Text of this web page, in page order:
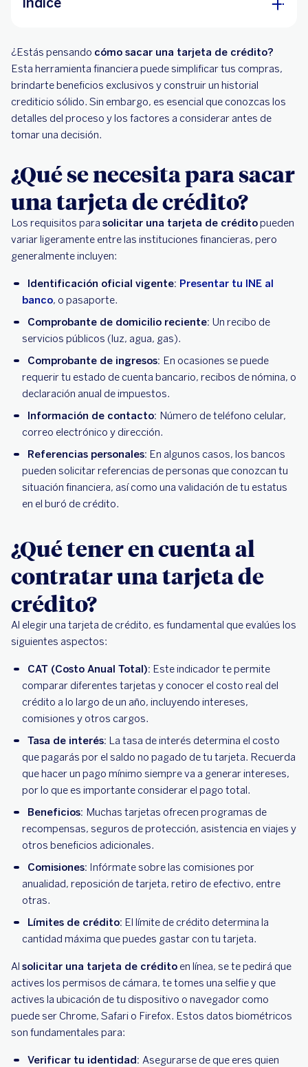
crédito?
¿Qué tener en cuenta al contratar una tarjeta
de crédito?
Paso a paso para solicitar una tarjeta de
crédito
Beneficios de contratar una tarjeta de crédito
¿Estás pensando cómo sacar una tarjeta de crédito?
Esta herramienta financiera puede simplificar tus compras,
brindarte beneficios exclusivos y construir un historial
crediticio sólido. Sin embargo, es esencial que conozcas los
detalles del proceso y los factores a considerar antes de
tomar una decisión.
¿Qué se necesita para sacar
una tarjeta de crédito?
Los requisitos para solicitar una tarjeta de créditopueden
variar ligeramente entre las instituciones financieras, pero
generalmente incluyen:
Identificación oficial vigente: Presentar tu INE al
banco, o pasaporte.
Comprobante de domicilio reciente: Un recibo de
servicios públicos (luz, agua, gas).
Comprobante de ingresos: En ocasiones se puede
requerir tu estado de cuenta bancario, recibos de nómina, o
declaración anual de impuestos.
Información de contacto: Número de teléfono celular,
correo electrónico y dirección.
Referencias personales: En algunos casos, los bancos
pueden solicitar referencias de personas que conozcan tu
situación financiera, así como una validación de tu estatus
en el buró de crédito.
¿Qué tener en cuenta al
contratar una tarjeta de
crédito?
Al elegir una tarjeta de crédito, es fundamental que evalúes los
siguientes aspectos:
CAT (Costo Anual Total): Este indicador te permite
comparar diferentes tarjetas y conocer el costo real del
crédito a lo largo de un año, incluyendo intereses,
comisiones y otros cargos.
Tasa de interés: La tasa de interés determina el costo
que pagarás por el saldo no pagado de tu tarjeta. Recuerda
que hacer un pago mínimo siempre va a generar intereses,
por lo que es importante considerar el pago total.
Beneficios: Muchas tarjetas ofrecen programas de
recompensas, seguros de protección, asistencia en viajes y
otros beneficios adicionales.
Comisiones: Infórmate sobre las comisiones por
anualidad, reposición de tarjeta, retiro de efectivo, entre
otras.
Límites de crédito: El límite de crédito determina la
cantidad máxima que puedes gastar con tu tarjeta.
Al solicitar una tarjeta de crédito en línea, se te pedirá que
actives los permisos de cámara, te tomes una selfie y que
actives la ubicación de tu dispositivo o navegador como
puede ser Chrome, Safari o Firefox. Estos datos biométricos
son fundamentales para:
Verificar tu identidad: Asegurarse de que eres quien